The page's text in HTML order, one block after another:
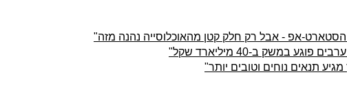
הסטארט-אפ - אבל רק חלק קטן מהאוכלוסייה נהנה מזה"
במשק ב-40 מיליארד שקל"
תנאים נוחים וטובים יותר"